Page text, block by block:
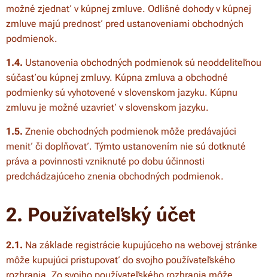
možné zjednať v kúpnej zmluve. Odlišné dohody v kúpnej
zmluve majú prednosť pred ustanoveniami obchodných
podmienok.
1.4. Ustanovenia obchodných podmienok sú neoddeliteľnou
súčasťou kúpnej zmluvy. Kúpna zmluva a obchodné
podmienky sú vyhotovené v slovenskom jazyku. Kúpnu
zmluvu je možné uzavrieť v slovenskom jazyku.
1.5. Znenie obchodných podmienok môže predávajúci
meniť či doplňovať. Týmto ustanovením nie sú dotknuté
práva a povinnosti vzniknuté po dobu účinnosti
predchádzajúceho znenia obchodných podmienok.
2. Používateľský účet
2.1. Na základe registrácie kupujúceho na webovej stránke
môže kupujúci pristupovať do svojho používateľského